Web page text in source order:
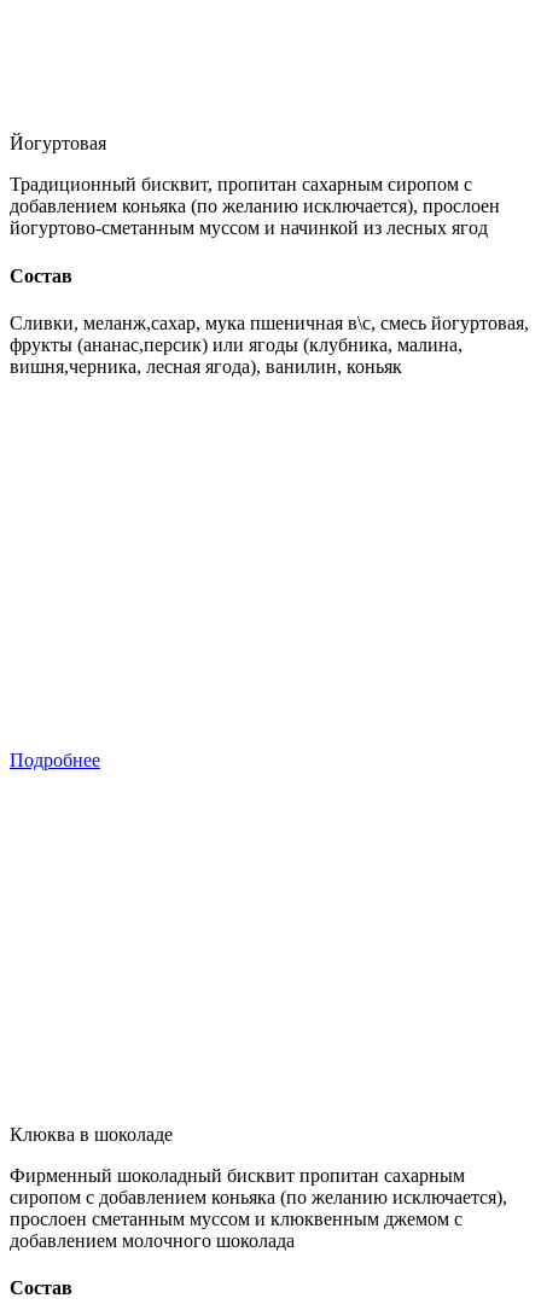
Йогуртовая
Традиционный бисквит, пропитан сахарным сиропом с
добавлением коньяка (по желанию исключается), прослоен
йогуртово-сметанным муссом и начинкой из лесных ягод
Состав
Сливки, меланж,сахар, мука пшеничная в\с, смесь йогуртовая,
фрукты (ананас,персик) или ягоды (клубника, малина,
вишня,черника, лесная ягода), ванилин, коньяк
Подробнее
Клюква в шоколаде
Фирменный шоколадный бисквит пропитан сахарным
сиропом с добавлением коньяка (по желанию исключается),
прослоен сметанным муссом и клюквенным джемом с
добавлением молочного шоколада
Состав